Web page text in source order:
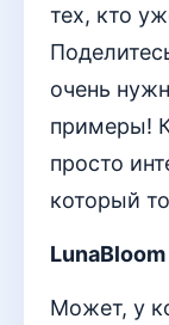
тех, кто
очень
примеры!
просто
который
LunaBloom
Может, у